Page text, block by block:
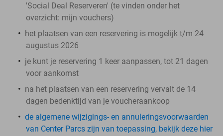
'Social Deal Reserveren' (te vinden onder het
overzicht: mijn vouchers)
het plaatsen van een reservering is mogelijk t/m 24
augustus 2026
je kunt je reservering 1 keer aanpassen, tot 21 dagen
voor aankomst
na het plaatsen van een reservering vervalt de 14
dagen bedenktijd van je voucheraankoop
de algemene wijzigings- en annuleringsvoorwaarden
van Center Parcs zijn van toepassing, bekijk deze hier